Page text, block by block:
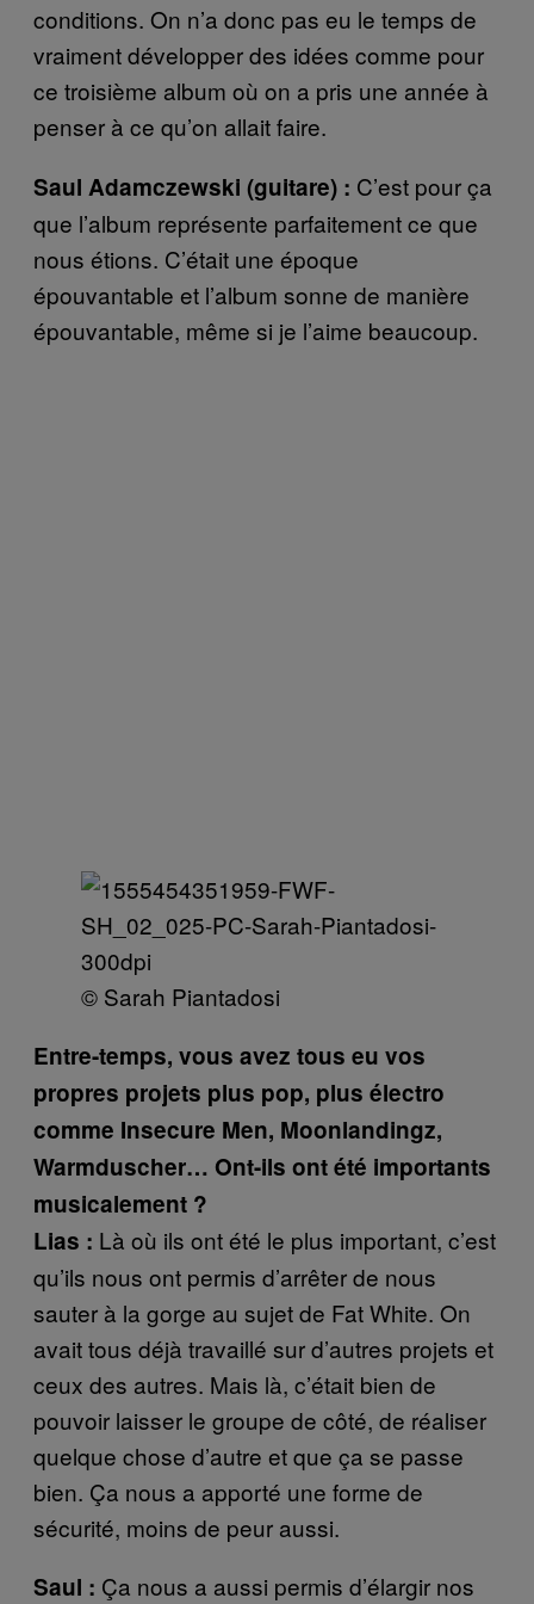
conditions. On n’a donc pas eu le temps de
vraiment développer des idées comme pour
ce troisième album où on a pris une année à
penser à ce qu’on allait faire.
Saul Adamczewski (guitare) : C’est pour ça
que l’album représente parfaitement ce que
nous étions. C’était une époque
épouvantable et l’album sonne de manière
épouvantable, même si je l’aime beaucoup.
© Sarah Piantadosi
Entre-temps, vous avez tous eu vos
propres projets plus pop, plus électro
comme Insecure Men, Moonlandingz,
Warmduscher… Ont-ils ont été importants
musicalement ?
Lias : Là où ils ont été le plus important, c’est
qu’ils nous ont permis d’arrêter de nous
sauter à la gorge au sujet de Fat White. On
avait tous déjà travaillé sur d’autres projets et
ceux des autres. Mais là, c’était bien de
pouvoir laisser le groupe de côté, de réaliser
quelque chose d’autre et que ça se passe
bien. Ça nous a apporté une forme de
sécurité, moins de peur aussi.
Saul : Ça nous a aussi permis d’élargir nos